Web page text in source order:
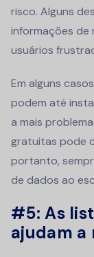
risco. Alguns
informações de
usuários
Em alguns
podem até
a mais
gratuitas pode
portanto,
de dados ao
#5:As
ajudam a